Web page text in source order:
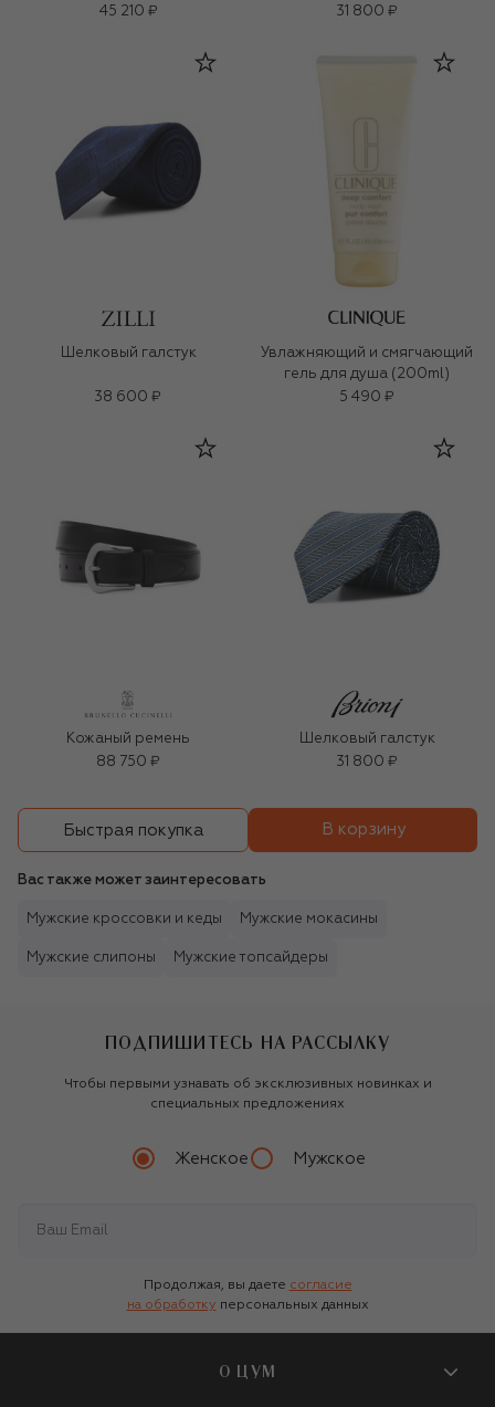
45 210 ₽
31 800 ₽
Шелковый галстук
38 600 ₽
Увлажняющий и смягчающий
гель для душа (200ml)
5 490 ₽
Кожаный ремень
88 750 ₽
Шелковый галстук
31 800 ₽
Быстрая покупка В корзину
Вас также может заинтересовать
Мужские кроссовки и кеды Мужские мокасины
Мужские слипоны Мужские топсайдеры
ПОДПИШИТЕСЬ НА РАССЫЛКУ
Чтобы первыми узнавать об эксклюзивных новинках и
специальных предложениях
Женское Мужское
Продолжая, вы даете согласие
на обработку персональных данных
О ЦУМ